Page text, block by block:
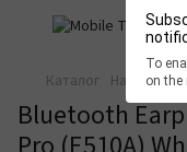
To
on the
Каталог Навушники
Bluetooth